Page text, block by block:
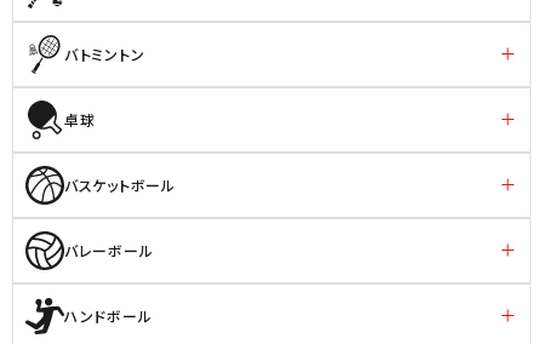
バトミントン
卓球
バスケットボール
バレーボール
ハンドボール